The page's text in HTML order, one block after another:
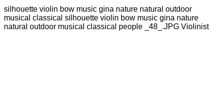
silhouette violin bow music gina nature natural outdoor
musical classical silhouette violin bow music gina nature
natural outdoor musical classical people _48_.JPG Violinist